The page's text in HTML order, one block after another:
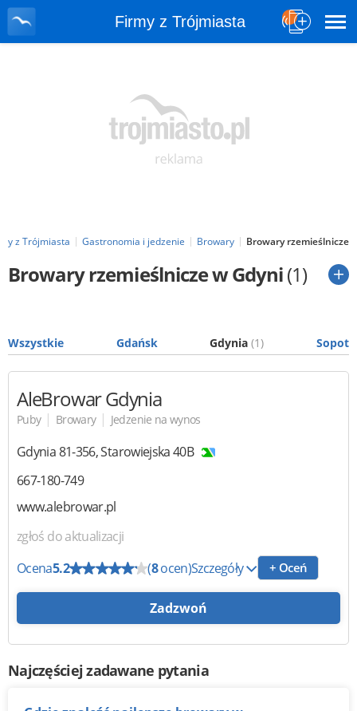
Firmy z Trójmiasta
z Trójmiasta Gastronomia i jedzenie Browary Browary rzemieślnicze
Browary rzemieślnicze w Gdyni(1)
Wszystkie Gdańsk Gdynia(1) Sopot
AleBrowar Gdynia
Puby | Browary | Jedzenie na wynos
Gdynia81-356,Starowiejska 40B
667-180-749
www.alebrowar.pl
zgłoś do aktualizacji
Ocena5.2 (8ocen)Szczegóły + Oceń
Zadzwoń
Najczęściej zadawane pytania